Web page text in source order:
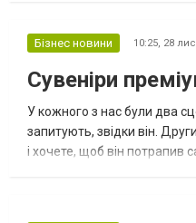
Бізнес новини 10:25, 28
Сувеніри
У кожного з нас були два
запитують, звідки він.
і хочете, щоб він потрапив